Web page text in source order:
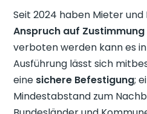
Seit 2024 haben Mieter
Anspruch auf Zustimmung
verboten werden kann es
Ausführung lässt sich
eine sichere Befestigung;
Mindestabstand zum